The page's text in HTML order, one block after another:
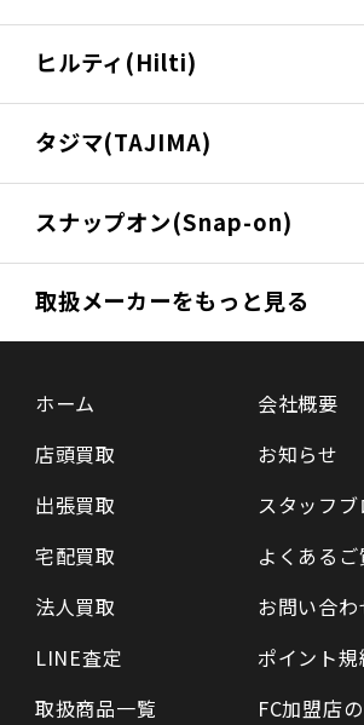
ヒルティ(Hilti)
タジマ(TAJIMA)
スナップオン(Snap-on)
取扱メーカーをもっと見る
ホーム
店頭買取
出張買取
宅配買取
法人買取
LINE査定
取扱商品一覧
会社概要
お知らせ
スタッフ
よくある
お問い合わ
ポイント規
FC加盟店